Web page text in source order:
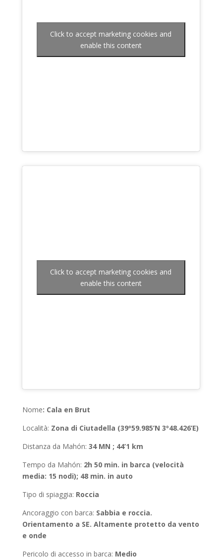
Click to accept marketing cookies and
enable this content
Click to accept marketing cookies and
enable this content
Nome: Cala en Brut
Località: Zona di Ciutadella (39º59.985’N 3º48.426’E)
Distanza da Mahón: 34 MN ; 44’1 km
Tempo da Mahón: 2h 50 min. in barca (velocità
media: 15 nodi); 48 min. in auto
Tipo di spiaggia: Roccia
Ancoraggio con barca: Sabbia e roccia.
Orientamento a SE. Altamente protetto da vento
e onde
Pericolo di accesso in barca: Medio